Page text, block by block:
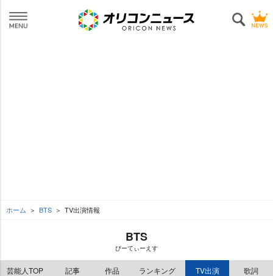
ホーム BTS TV出演情報
BTS
びーてぃーえす
芸能人TOP 記事 作品 ランキング TV出演 歌詞